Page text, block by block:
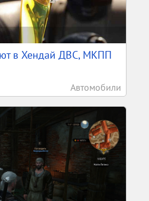
в Хендай ДВС, МКПП
Автомобили